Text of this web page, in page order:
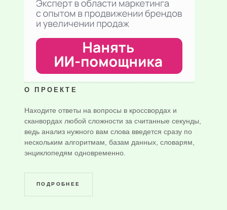
О ПРОЕКТЕ
Находите ответы на вопросы в кроссвордах и
сканвордах любой сложности за считанные секунды,
ведь анализ нужного вам слова введется сразу по
нескольким алгоритмам, базам данных, словарям,
энциклопедям одновременно.
ПОДРОБНЕЕ